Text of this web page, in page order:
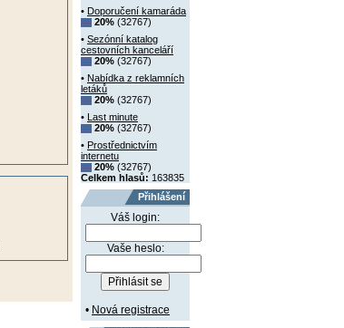
• Doporučení kamaráda
20% (32767)
• Sezónní katalog
cestovních kanceláří
20% (32767)
• Nabídka z reklamních
letáků
20% (32767)
•
Last minute
20% (32767)
• Prostřednictvím
internetu
20% (32767)
Celkem hlasů: 163835
Přihlášení
Váš login:
Vaše heslo:
• Nová registrace